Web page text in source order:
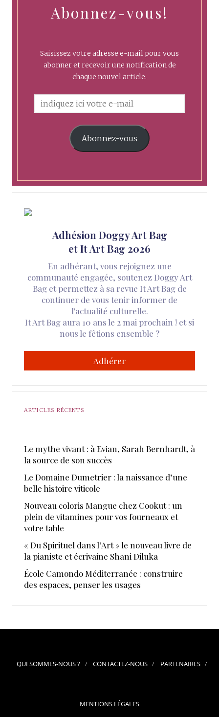
Abonnez-vous!
Saisissez votre adresse e-mail pour vous
abonner et recevoir une notification de
chaque nouvel article.
Abonnez-vous
Adhésion Doggy Art Bag
et It Art Bag 2026
En adhérant, vous rejoignez une
communauté engagée, soutenez Doggy Art
Bag et permettez à sa revue It Art Bag de
continuer de vous tenir informer de
l'actualité culturelle.
It Art Bag aura 10 ans le 2 mai prochain ! et si
nous le fêtions ensemble ?
Adhérer
ARTICLES RÉCENTS
Le mythe vivant : à Evian, Sarah Bernhardt, à
la source de son succès
Le Domaine Dumetrier : la naissance d’une
belle histoire viticole
Nouveau coloris Mangue chez Cookut : un
plein de vitamines pour vos fourneaux et
votre table
« Du Spirituel dans l’Art » le nouveau livre de
la pianiste et écrivaine Shani Diluka
École Camondo Méditerranée : construire
des espaces, penser les usages
QUI SOMMES-NOUS ? CONTACTEZ-NOUS PARTENAIRES
MENTIONS LÉGALES